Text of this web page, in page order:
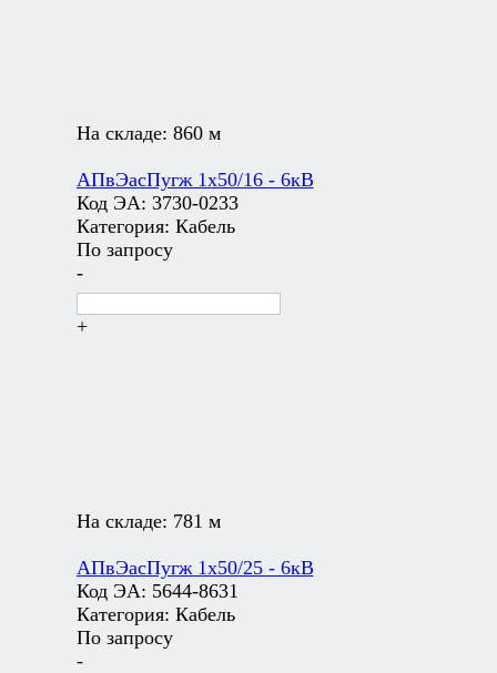
На складе: 860 м
АПвЭасПугж 1х50/16 - 6кВ
Код ЭА: 3730-0233
Категория: Кабель
По запросу
-
+
На складе: 781 м
АПвЭасПугж 1х50/25 - 6кВ
Код ЭА: 5644-8631
Категория: Кабель
По запросу
-